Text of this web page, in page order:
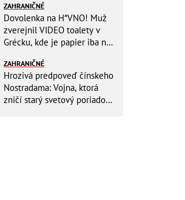
horšie
ZAHRANIČNÉ
Dovolenka na H*VNO! Muž
zverejnil VIDEO toalety v
Grécku, kde je papier iba na
do kuchyne
ZAHRANIČNÉ
Hrozivá predpoveď čínskeho
Nostradama: Vojna, ktorá
zničí starý svetový poriadok!